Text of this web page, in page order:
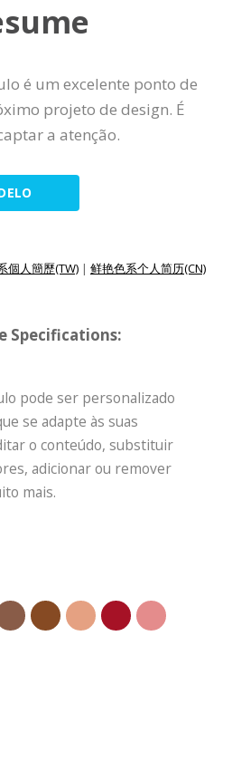
é um excelente ponto de
projeto de design. É
a atenção.
個人簡歷(TW) | 鲜艳色系个人简历(CN)
Specifications:
pode ser personalizado
se adapte às suas
o conteúdo, substituir
adicionar ou remover
mais.